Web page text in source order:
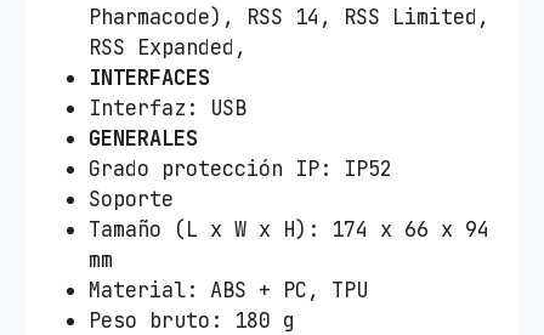
Pharmacode), RSS 14, RSS Limited,
RSS Expanded,
INTERFACES
Interfaz: USB
GENERALES
Grado protección IP: IP52
Soporte
Tamaño (L x W x H): 174 x 66 x 94
mm
Material: ABS + PC, TPU
Peso bruto: 180 g